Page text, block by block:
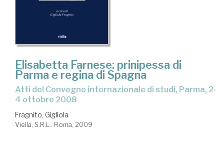
Elisabetta Farnese: prinipessa di
Parma e regina di Spagna
Atti del Convegno internazionale di studi, Parma, 2-
4 ottobre 2008
Fragnito, Gigliola
Viella, S.R.L.. Roma, 2009